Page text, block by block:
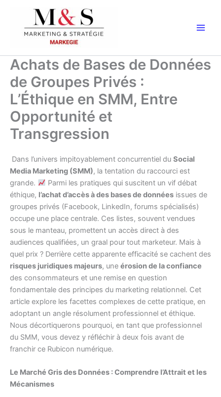
contenu
Achats de Bases de Données
de Groupes Privés :
L’Éthique en SMM, Entre
Opportunité et
Transgression
Dans l’univers impitoyablement concurrentiel du Social
Media Marketing (SMM), la tentation du raccourci est
grande.
Parmi les pratiques qui suscitent un vif débat
éthique, l’achat d’accès à des bases de données issues de
groupes privés (Facebook, LinkedIn, forums spécialisés)
occupe une place centrale. Ces listes, souvent vendues
sous le manteau, promettent un accès direct à des
audiences qualifiées, un graal pour tout marketeur. Mais à
quel prix ? Derrière cette apparente efficacité se cachent des
risques juridiques majeurs, une érosion de la confiance
des consommateurs et une remise en question
fondamentale des principes du marketing relationnel. Cet
article explore les facettes complexes de cette pratique, en
adoptant un angle résolument professionnel et éthique.
Nous décortiquerons pourquoi, en tant que professionnel
du SMM, vous devez y réfléchir à deux fois avant de
franchir ce Rubicon numérique.
Le Marché Gris des Données : Comprendre l’Attrait et les
Mécanismes